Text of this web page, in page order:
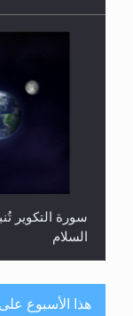
سورة التكوير
السلام
هذا الأسبوع